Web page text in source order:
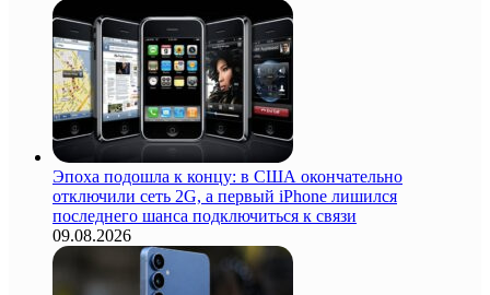
Эпоха подошла к концу: в США окончательно
отключили сеть 2G, а первый iPhone лишился
последнего шанса подключиться к связи
09.08.2026